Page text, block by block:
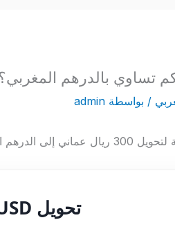
/ بواسطة admin
حول سعر الصرف الحالي.
تحويل USD إلى MAD